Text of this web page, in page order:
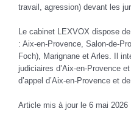
travail, agression) devant les
Le cabinet LEXVOX dispose
: Aix-en-Provence, Salon-de-
Foch), Marignane et Arles. Il
judiciaires d’Aix-en-Provence
d’appel d’Aix-en-Provence et
Article mis à jour le 6 mai 2026